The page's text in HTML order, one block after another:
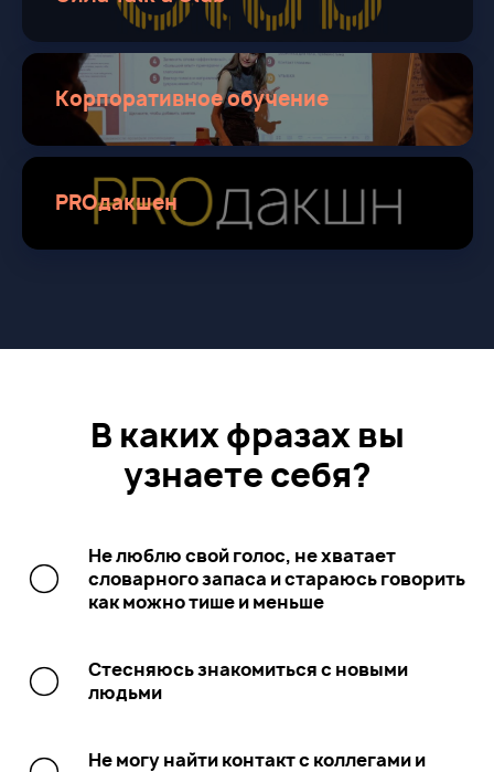
Корпоративное обучение
PROдакшен
В каких фразах вы
узнаете себя?
Не люблю свой голос, не хватает
словарного запаса и стараюсь говорить
как можно тише и меньше
Стесняюсь знакомиться с новыми
людьми
Не могу найти контакт с коллегами и